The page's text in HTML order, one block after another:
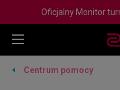
Oficjalny Monitor
Centrum pomocy